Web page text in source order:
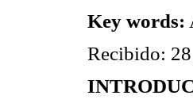
Key words:
Recibido: